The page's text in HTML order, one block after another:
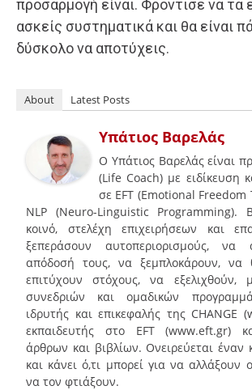
προσαρμογή είναι. Φρόντισε να τα
ασκείς συστηματικά και θα είναι
δύσκολο να αποτύχεις.
About Latest Posts
Υπάτιος Βαρελάς
Ο Υπάτιος Βαρελάς είναι
(Life Coach) με ειδίκευση
σε EFT (Emotional Freedom
NLP (Neuro-Linguistic Programming).
κοινό, στελέχη επιχειρήσεων και
ξεπεράσουν αυτοπεριορισμούς, να
απόδοσή τους, να ξεμπλοκάρουν, να
επιτύχουν στόχους, να εξελιχθούν,
συνεδριών και ομαδικών
ιδρυτής και επικεφαλής της CHANGE
εκπαιδευτής στο EFT (www.eft.gr)
άρθρων και βιβλίων. Ονειρεύεται έναν
και κάνει ό,τι μπορεί για να αλλάξουν
να τον φτιάξουν.